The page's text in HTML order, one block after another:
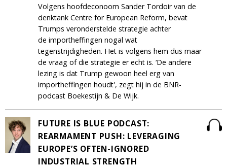
Volgens hoofdeconoom Sander Tordoir van de
denktank Centre for European Reform, bevat
Trumps veronderstelde strategie achter
de importheffingen nogal wat
tegenstrijdigheden. Het is volgens hem dus maar
de vraag of die strategie er echt is. ‘De andere
lezing is dat Trump gewoon heel erg van
importheffingen houdt', zegt hij in de BNR-
podcast Boekestijn & De Wijk.
FUTURE IS BLUE PODCAST:
REARMAMENT PUSH: LEVERAGING
EUROPE’S OFTEN-IGNORED
INDUSTRIAL STRENGTH